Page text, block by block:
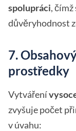
spolupráci,
důvěryhodnost
7.
prostředky
Vytváření
zvyšuje počet
v úvahu: